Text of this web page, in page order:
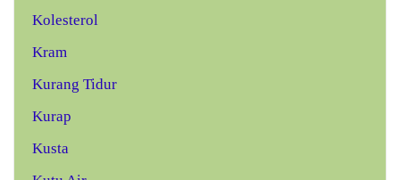
Kolesterol
Kram
Kurang Tidur
Kurap
Kusta